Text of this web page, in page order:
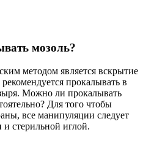
мозоль?
методом является вскрытие
прокалывать в
Можно ли прокалывать
Для того чтобы
все манипуляции следует
стерильной иглой.